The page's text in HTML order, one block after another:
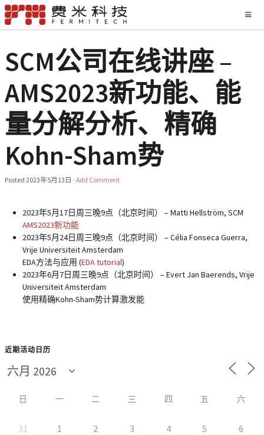
SCM公司在线讲座 –
AMS2023新功能、能
量分解分析、精确
Kohn-Sham势
Posted 2023年5月13日 · Add Comment
2023年5月17日周三晚9点（北京时间） –Matti Hellström, SCM
AMS2023新功能
2023年5月24日周三晚9点（北京时间） –Célia Fonseca Guerra,
Vrije Universiteit Amsterdam
EDA方法与应用 (EDA tutorial)
2023年6月7日周三晚9点（北京时间） –Evert Jan Baerends, Vrije
Universiteit Amsterdam
使用精确Kohn-Sham势计算激发能
近期活动日历
日 一 二 三 四 五 六
31 1 2 3 4 5 6